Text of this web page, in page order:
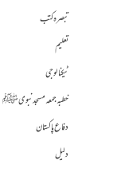
تبصرہ کتب
تعلیم
ٹیکنالوجی
خطبہ جمعہ مسجد نبوی ﷺ
دفاع پاکستان
دلیل